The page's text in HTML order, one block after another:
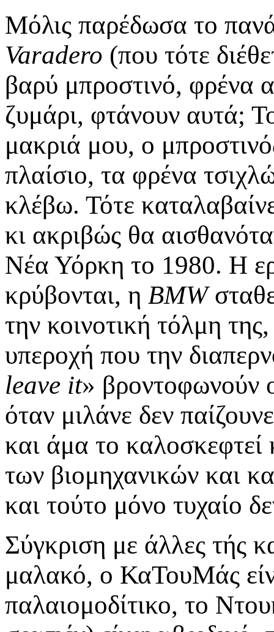
Μόλις παρέδωσα το
Varadero (που τότε
βαρύ μπροστινό, φρένα
ζυμάρι, φτάνουν αυτά;
μακριά μου, ο
πλαίσιο, τα φρένα
κλέβω. Τότε
κι ακριβώς θα
Νέα Υόρκη το 1980. Η
κρύβονται, η BMW
την κοινοτική τόλμη
υπεροχή που την
leave it» βροντοφωνούν
όταν μιλάνε δεν
και άμα το καλοσκεφτεί
των βιομηχανικών και
και τούτο μόνο τυχαίο
Σύγκριση με άλλες τής
μαλακό, ο ΚαΤουΜάς
παλαιομοδίτικο, το